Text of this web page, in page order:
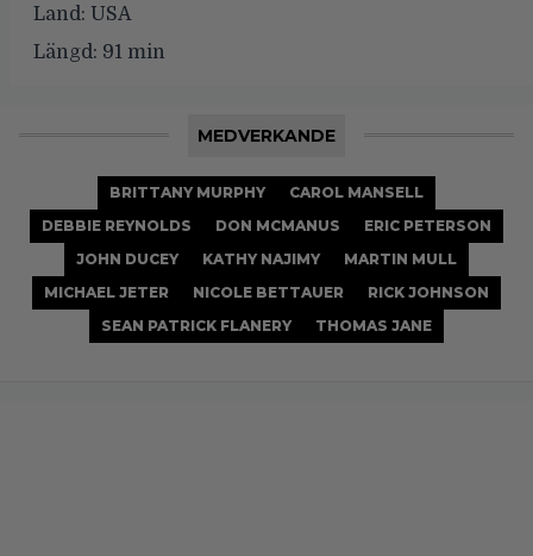
Land: USA
Längd: 91 min
MEDVERKANDE
BRITTANY MURPHY
CAROL MANSELL
DEBBIE REYNOLDS
DON MCMANUS
ERIC PETERSON
JOHN DUCEY
KATHY NAJIMY
MARTIN MULL
MICHAEL JETER
NICOLE BETTAUER
RICK JOHNSON
SEAN PATRICK FLANERY
THOMAS JANE